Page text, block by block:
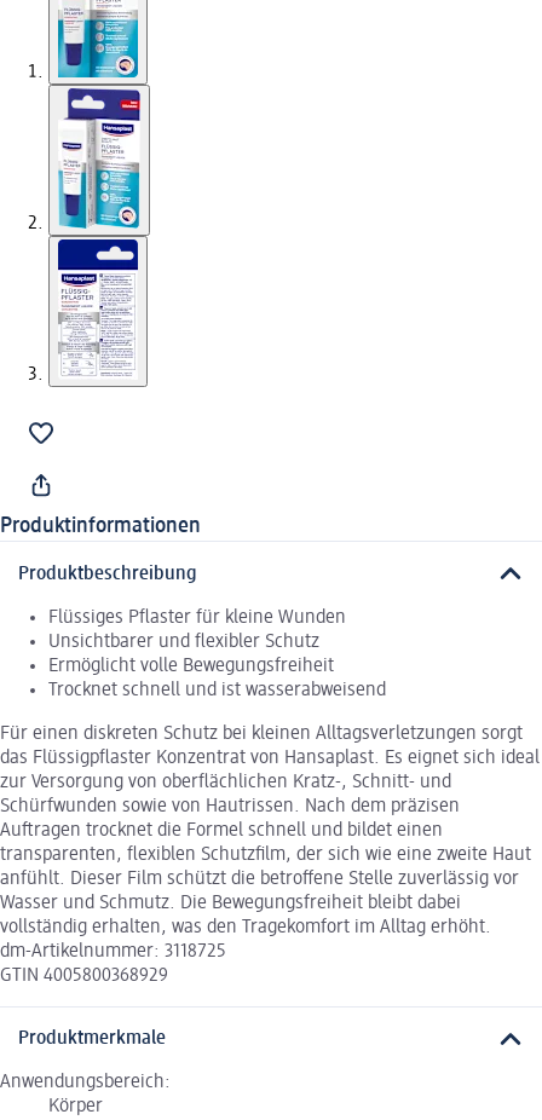
Produktinformationen
Produktbeschreibung
Flüssiges Pflaster für kleine Wunden
Unsichtbarer und flexibler Schutz
Ermöglicht volle Bewegungsfreiheit
Trocknet schnell und ist wasserabweisend
Für einen diskreten Schutz bei kleinen Alltagsverletzungen sorgt
das Flüssigpflaster Konzentrat von Hansaplast. Es eignet sich ideal
zur Versorgung von oberflächlichen Kratz-, Schnitt- und
Schürfwunden sowie von Hautrissen. Nach dem präzisen
Auftragen trocknet die Formel schnell und bildet einen
transparenten, flexiblen Schutzfilm, der sich wie eine zweite Haut
anfühlt. Dieser Film schützt die betroffene Stelle zuverlässig vor
Wasser und Schmutz. Die Bewegungsfreiheit bleibt dabei
vollständig erhalten, was den Tragekomfort im Alltag erhöht.
dm-Artikelnummer: 3118725
GTIN 4005800368929
Produktmerkmale
Anwendungsbereich:
Körper